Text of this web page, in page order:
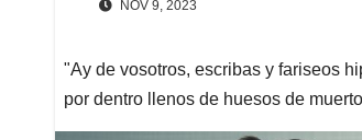
NOV 9, 2023
"Ay de vosotros, escribas y fariseos
por dentro llenos de huesos de